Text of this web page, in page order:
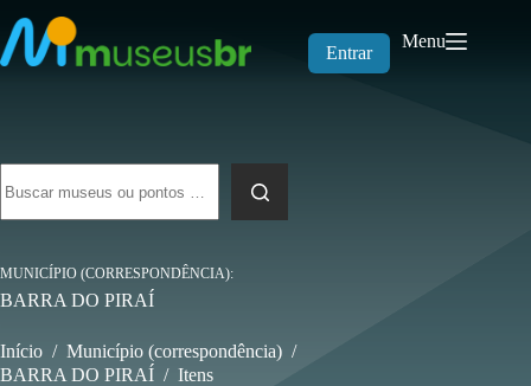
para
o
conteúdo
Entrar
Menu
resultados
MUNICÍPIO (CORRESPONDÊNCIA)
BARRA DO PIRAÍ
Início / Município (correspondência) /
BARRA DO PIRAÍ / Itens